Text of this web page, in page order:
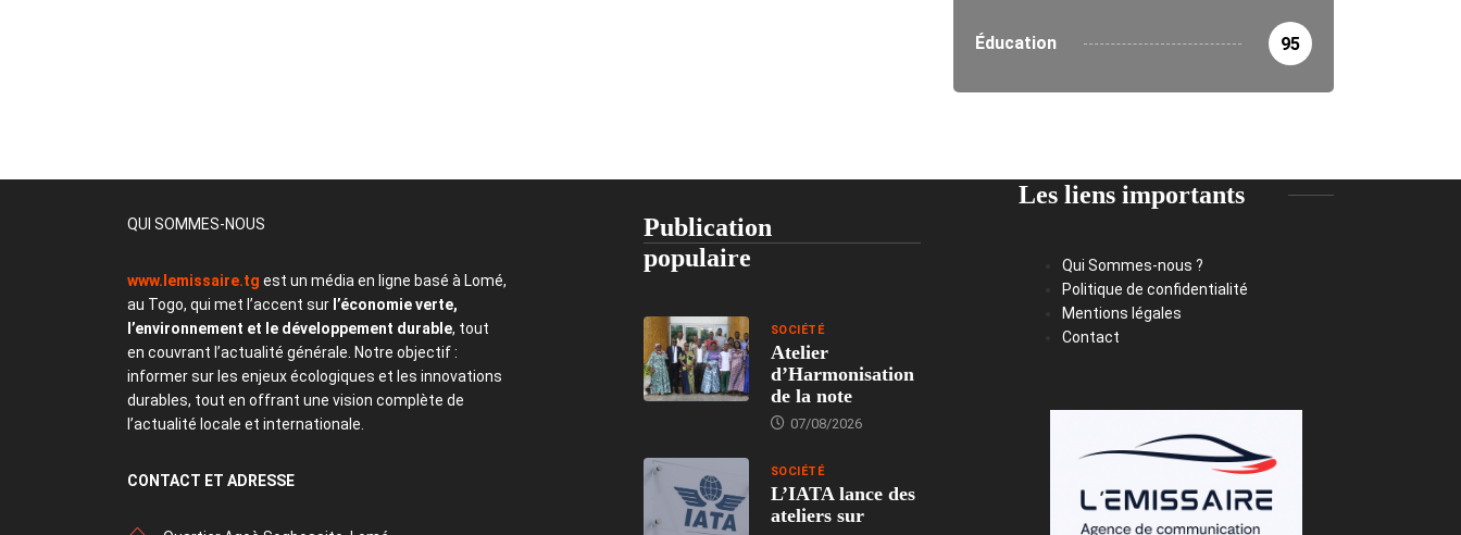
Éducation 95
QUI SOMMES-NOUS
www.lemissaire.tg est un média en ligne basé à Lomé,
au Togo, qui met l’accent sur l’économie verte,
l’environnement et le développement durable, tout
en couvrant l’actualité générale. Notre objectif :
informer sur les enjeux écologiques et les innovations
durables, tout en offrant une vision complète de
l’actualité locale et internationale.
CONTACT ET ADRESSE
Publication
populaire
SOCIÉTÉ
Atelier
d’Harmonisation
de la note
07/08/2026
SOCIÉTÉ
L’IATA lance des
ateliers sur
Les liens importants
Qui Sommes-nous ?
Politique de confidentialité
Mentions légales
Contact